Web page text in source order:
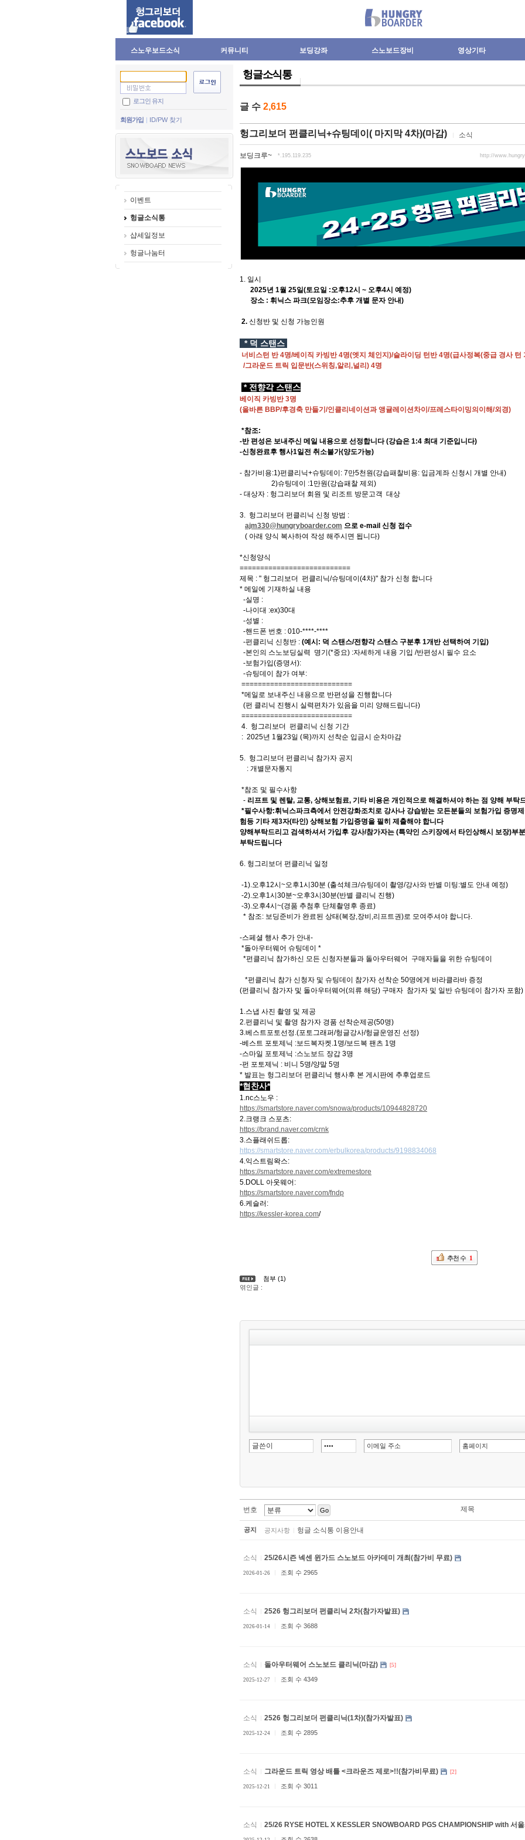
스노우보드소식 커뮤니티 보딩강좌 스노보드장비 영상기타
로그인 유지
회원가입 ID/PW 찾기
이벤트
헝글소식통
샵세일정보
헝글나눔터
헝글소식통
글 수 2,615
헝그리보더 펀클리닉+슈팅데이( 마지막 4차)(마감) 소식
보딩크루~ *.195.119.235 http://
1. 일시
2025년 1월 25일(토요일 :오후12시 ~ 오후4시 예정)
장소 : 휘닉스 파크(모임장소:추후 개별 문자 안내)
2. 신청반 및 신청 가능인원
* 덕 스탠스
너비스턴 반 4명/베이직 카빙반 4명(엣지 체인지)/슬라이딩 턴반 4명(급사정복(중급 경사 턴
/그라운드 트릭 입문반(스위칭,알리,널리) 4명
* 전향각 스탠스
베이직 카빙반 3명
(올바른 BBP/후경축 만들기/인클리네이션과 앵귤레이션차이/프레스타이밍의이해/외경)
*참조:
-반 편성은 보내주신 메일 내용으로 선정합니다 (강습은 1:4 최대 기준입니다)
-신청완료후 행사1일전 취소불가(양도가능)
- 참가비용:1)펀클리닉+슈팅데이: 7만5천원(강습패찰비용: 입금계좌 신청시 개별 안내)
2)슈팅데이 :1만원(강습패찰 제외)
- 대상자 : 헝그리보더 회원 및 리조트 방문고객 대상
3. 헝그리보더 펀클리닉 신청 방법 :
ajm330@hungryboarder.com 으로 e-mail 신청 접수
( 아래 양식 복사하여 작성 해주시면 됩니다)
*신청양식
===========================
제목 : " 헝그리보더 펀클리닉/슈팅데이(4차)" 참가 신청 합니다
* 메일에 기재하실 내용
-실명 :
-나이대 :ex)30대
-성별 :
-핸드폰 번호 : 010-****-****
-펀클리닉 신청반 : (예시: 덕 스탠스/전향각 스탠스 구분후 1개반 선택하여 기입)
-본인의 스노보딩실력 명기(*중요) :자세하게 내용 기입 /반편성시 필수 요소
-보험가입(증명서):
-슈팅데이 참가 여부:
===========================
*메일로 보내주신 내용으로 반편성을 진행합니다
(펀 클리닉 진행시 실력편차가 있음을 미리 양해드립니다)
===========================
4. 헝그리보더 펀클리닉 신청 기간
: 2025년 1월23일 (목)까지 선착순 입금시 순차마감
5. 헝그리보더 펀클리닉 참가자 공지
: 개별문자통지
*참조 및 필수사항
- 리프트 및 렌탈, 교통, 상해보험료, 기타 비용은 개인적으로 해결하셔야 하는 점 양해 부탁
*필수사항:휘닉스파크측에서 안전강화조치로 강사나 강습받는 모든분들의 보험가입 증명
험등 기타 제3자(타인) 상해보험 가입증명을 필히 제출해야 합니다
양해부탁드리고 검색하셔서 가입후 강사/참가자는 (특약인 스키장에서 타인상해시 보장)부
부탁드립니다
6. 헝그리보더 펀클리닉 일정
-1).오후12시~오후1시30분 (출석체크/슈팅데이 촬영/강사와 반별 미팅:별도 안내 예정)
-2).오후1시30분~오후3시30분(반별 클리닉 진행)
-3).오후4시~(경품 추첨후 단체촬영후 종료)
* 참조: 보딩준비가 완료된 상태(복장,장비,리프트권)로 모여주셔야 합니다.
-스페셜 행사 추가 안내-
*돌아우터웨어 슈팅데이 *
*펀클리닉 참가하신 모든 신청자분들과 돌아우터웨어 구매자들을 위한 슈팅데이
*펀클리닉 참가 신청자 및 슈팅데이 참가자 선착순 50명에게 바라클라바 증정
(펀클리닉 참가자 및 돌아우터웨어(의류 해당) 구매자 참가자 및 일반 슈팅데이 참가자 포함)
1.스냅 사진 촬영 및 제공
2.펀클리닉 및 촬영 참가자 경품 선착순제공(50명)
3.베스트포토선정.(포토그래퍼/헝글강사/헝글운영진 선정)
-베스트 포토제닉 :보드복자켓.1명/보드복 팬츠 1명
-스마일 포토제닉 :스노보드 장갑 3명
-펀 포토제닉 : 비니 5명/양말 5명
* 발표는 헝그리보더 펀클리닉 행사후 본 게시판에 추후업로드
*협찬사*
1.nc스노우 :
https://smartstore.naver.com/snowa/products/10944828720
2.크랭크 스포츠:
https://brand.naver.com/crnk
3.스플래쉬드롭:
https://smartstore.naver.com/erbulkorea/products/9198834068
4.익스트림왁스:
https://smartstore.naver.com/extremestore
5.DOLL 아웃웨어:
https://smartstore.naver.com/fndp
6.케슬러:
https://kessler-korea.com/
추천 수 1
첨부 (1)
엮인글 :
번호 Go 제목
공지 공지사항 헝글 소식통 이용안내
소식 25/26시즌 넥센 윈가드 스노보드 아카데미 개최(참가비 무료)
2026-01-26 조회 수 2965
소식 2526 헝그리보더 펀클리닉 2차(참가자발표)
2026-01-14 조회 수 3688
소식 돌아우터웨어 스노보드 클리닉(마감) [5]
2025-12-27 조회 수 4349
소식 2526 헝그리보더 펀클리닉(1차)(참가자발표)
2025-12-24 조회 수 2895
소식 그라운드 트릭 영상 배틀 <크라운즈 제로>!!(참가비무료) [2]
2025-12-21 조회 수 3011
소식 25/26 RYSE HOTEL X KESSLER SNOWBOARD PGS CHAMPIONSHIP with 서울